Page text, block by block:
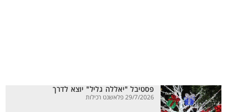
פסטיבל "יאללה גליל" יוצא לדרך
29/7/2026 פלאשנט רכילות